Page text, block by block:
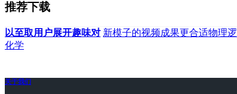
推荐下载
以至取用户展开趣味对 新模子的视频成果更合适物理
化学
关于我们